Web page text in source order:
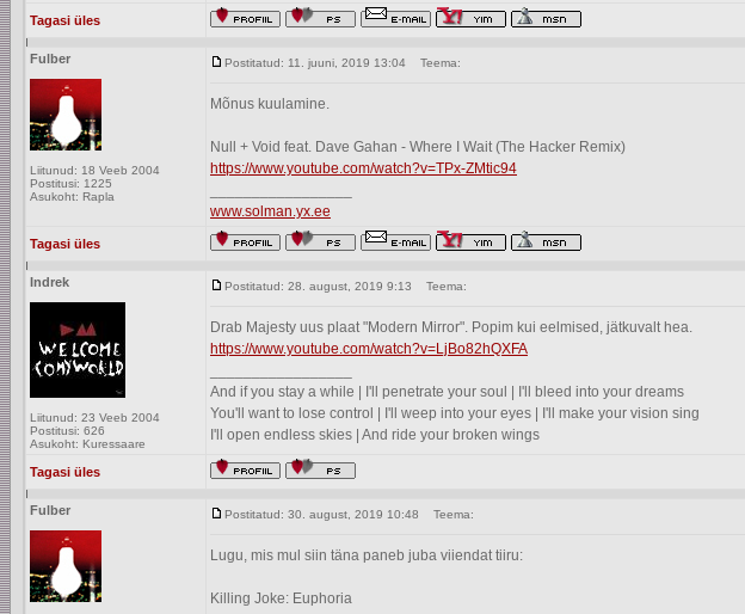
Tagasi üles
Fulber
Liitunud: 18 Veeb 2004
Postitusi: 1225
Asukoht: Rapla
Postitatud: 11. juuni, 2019 13:04 Teema:
Mõnus kuulamine.
Null + Void feat. Dave Gahan - Where I Wait (The Hacker Remix)
https://www.youtube.com/watch?v=TPx-ZMtic94
www.solman.yx.ee
Tagasi üles
Indrek
Liitunud: 23 Veeb 2004
Postitusi: 626
Asukoht: Kuressaare
Postitatud: 28. august, 2019 9:13 Teema:
Drab Majesty uus plaat "Modern Mirror". Popim kui eelmised, jätkuvalt hea.
https://www.youtube.com/watch?v=LjBo82hQXFA
And if you stay a while | I'll penetrate your soul | I'll bleed into your dreams
You'll want to lose control | I'll weep into your eyes | I'll make your vision sing
I'll open endless skies | And ride your broken wings
Tagasi üles
Fulber Postitatud: 30. august, 2019 10:48 Teema:
Lugu, mis mul siin täna paneb juba viiendat tiiru:
Killing Joke: Euphoria